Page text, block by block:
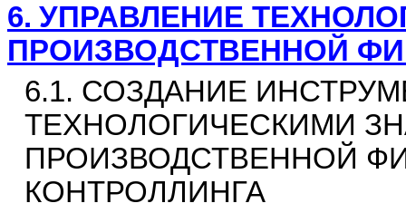
6. УПРАВЛЕНИЕ
ПРОИЗВОДСТВЕННОЙ
6.1. СОЗДАНИЕ
ТЕХНОЛОГИЧЕСКИМИ
ПРОИЗВОДСТВЕННОЙ
КОНТРОЛЛИНГА